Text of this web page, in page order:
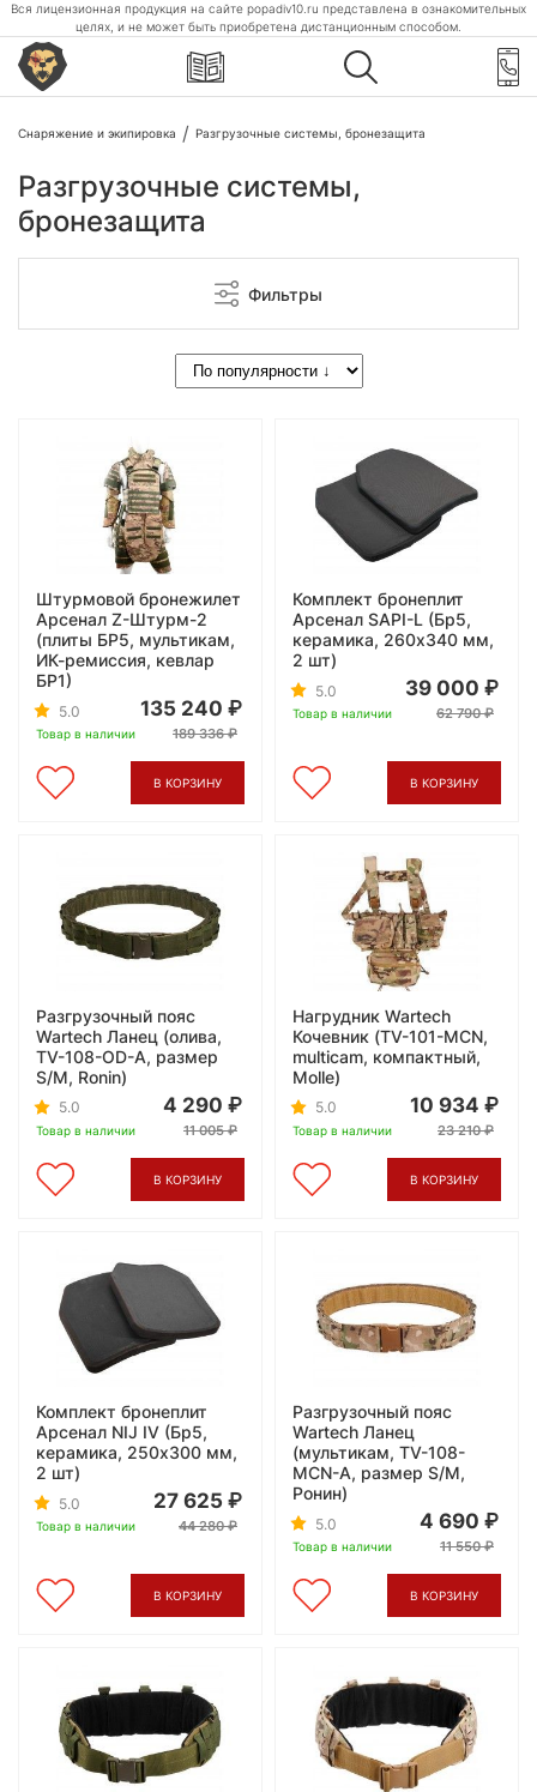
Вся лицензионная продукция на сайте popadiv10.ru представлена в ознакомительных
целях, и не может быть приобретена дистанционным способом.
Снаряжение и экипировка Разгрузочные системы, бронезащита
Разгрузочные системы,
бронезащита
Фильтры
Штурмовой бронежилет
Арсенал Z-Штурм-2
(плиты БР5, мультикам,
ИК-ремиссия, кевлар
БР1)
5.0
Товар в наличии
135 240
189 336
В КОРЗИНУ
Комплект бронеплит
Арсенал SAPI-L (Бр5,
керамика, 260x340 мм,
2 шт)
5.0
Товар в наличии
39 000
62 790
В КОРЗИНУ
Разгрузочный пояс
Wartech Ланец (олива,
TV-108-OD-A, размер
S/M, Ronin)
5.0
Товар в наличии
4 290
11 005
В КОРЗИНУ
Нагрудник Wartech
Кочевник (TV-101-MCN,
multicam, компактный,
Molle)
5.0
Товар в наличии
10 934
23 210
В КОРЗИНУ
Комплект бронеплит
Арсенал NIJ IV (Бр5,
керамика, 250x300 мм,
2 шт)
5.0
Товар в наличии
27 625
44 280
В КОРЗИНУ
Разгрузочный пояс
Wartech Ланец
(мультикам, TV-108-
MCN-A, размер S/M,
Ронин)
5.0
Товар в наличии
4 690
11 550
В КОРЗИНУ